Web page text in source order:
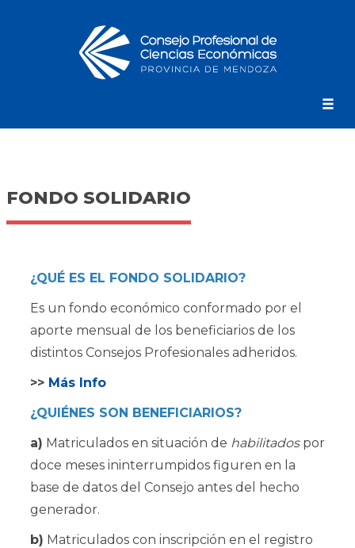
FONDO SOLIDARIO
¿QUÉ ES EL FONDO SOLIDARIO?
Es un fondo económico conformado por el
aporte mensual de los beneficiarios de los
distintos Consejos Profesionales adheridos.
>> Más Info
¿QUIÉNES SON BENEFICIARIOS?
a) Matriculados en situación de habilitados por
doce meses ininterrumpidos figuren en la
base de datos del Consejo antes del hecho
generador.
b) Matriculados con inscripción en el registro